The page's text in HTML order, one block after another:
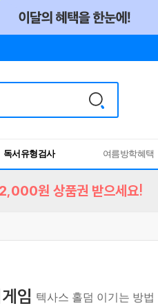
독서유형검사
RBTI Lab
여름방학혜택
원 상품권 받으세요!
임 텍사스 홀덤 이기는 방법